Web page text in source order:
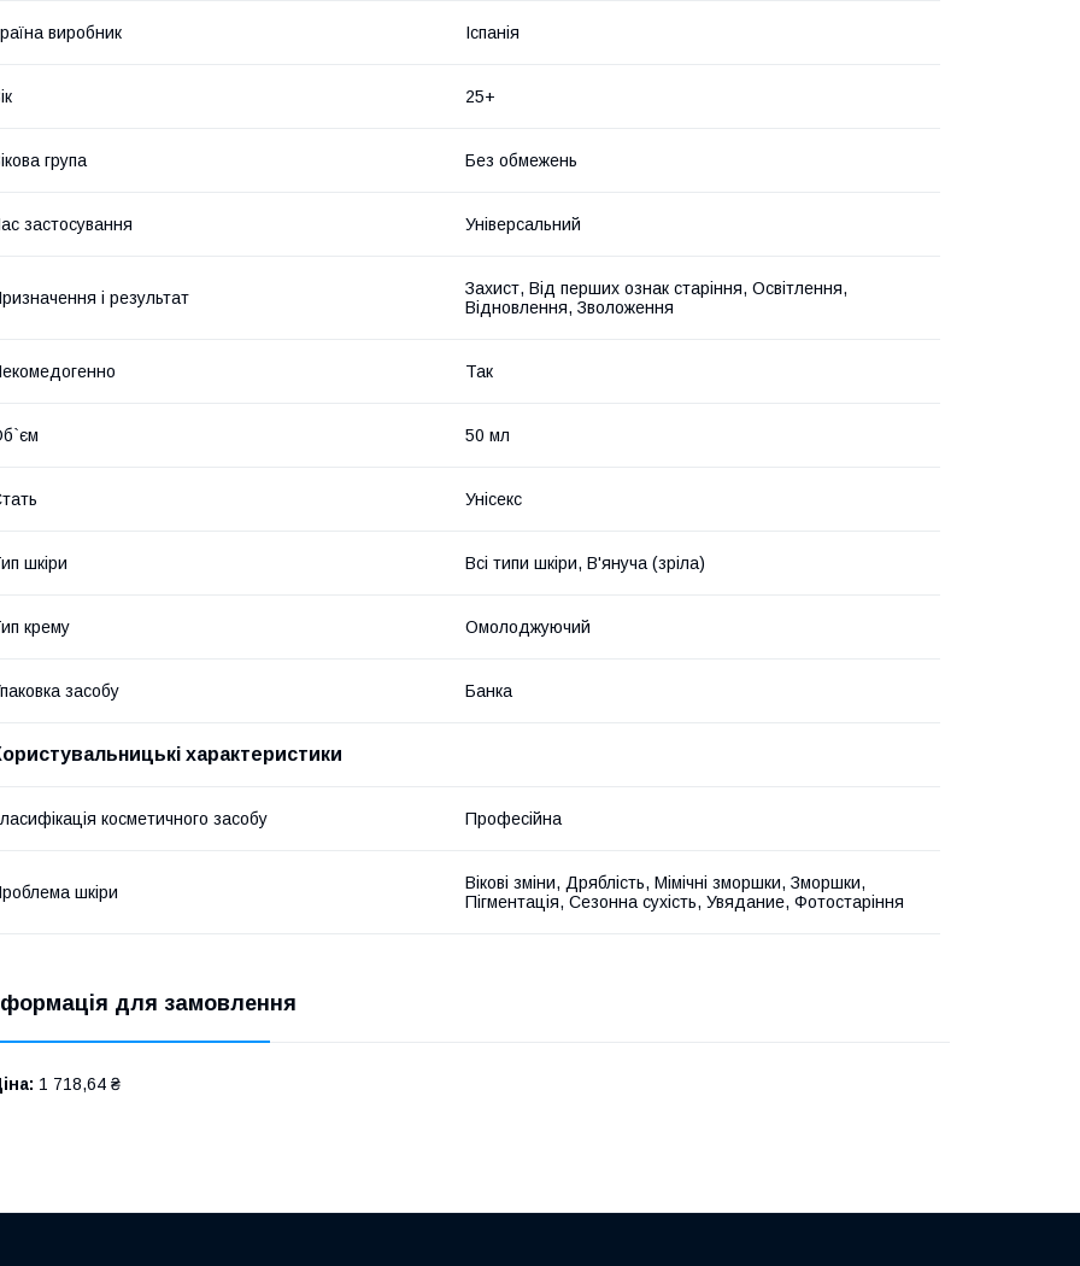
виробник Іспанія
25+
група Без обмежень
застосування Універсальний
і результат
Захист, Від перших ознак старіння, Освітлення,
Відновлення, Зволоження
Так
50 мл
Унісекс
шкіри Всі типи шкіри, В'януча (зріла)
крему Омолоджуючий
засобу Банка
характеристики
косметичного засобу Професійна
шкіри
Вікові зміни, Дряблість, Мімічні зморшки, Зморшки,
Пігментація, Сезонна сухість, Увядание, Фотостаріння
для замовлення
1 718,64 ₴